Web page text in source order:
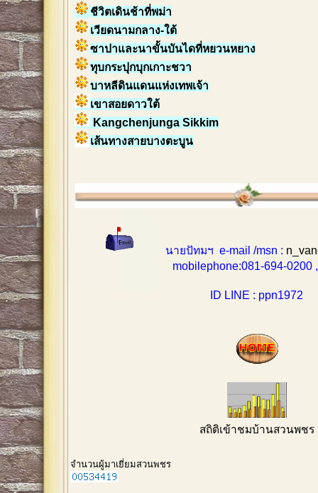
ชีวิตเดินช้าที่พม่า
เวียดนามกลาง-ใต้
ซาปาและนาขั้นบันไดที่หยวนหยาง
ทุบกระปุกบุกเกาะชวา
บาหลีดินแดนแห่งเทพเจ้า
เขาสอยดาวใต้
Kangchenjunga Sikkim
เส้นทางสายบางตะบูน
นายปัทมฯ e-mail /msn :
mobilephone:081-694-0200 ,
ID LINE : ppn1972
สถิติเข้าชมบ้านสวนพชร
จำนวนผู้มาเยี่ยมสวนพชร